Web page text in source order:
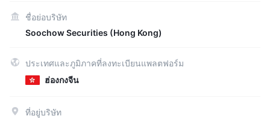
ชื่อย่อบริษัท
Soochow Securities (Hong Kong)
ประเทศและภูมิภาคที่ลงทะเบียนแพลตฟอร์ม
ฮ่องกงจีน
ที่อยู่บริษัท